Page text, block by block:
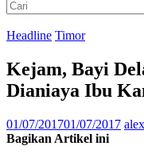
Headline Timor
Kejam, Bayi
Dianiaya Ibu
01/07/201701/07/2017 alex
Bagikan Artikel ini